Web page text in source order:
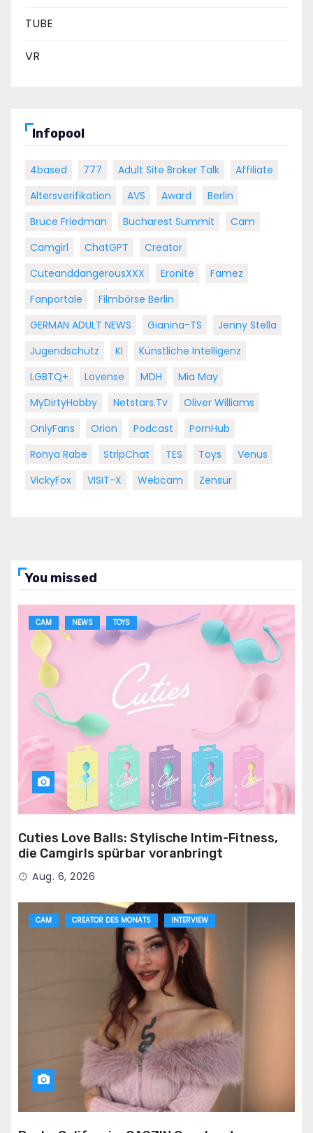
TUBE
VR
Infopool
4based 777 Adult Site Broker Talk
Affiliate
Altersverifikation
AVS Award
Berlin
Bruce Friedman
Bucharest Summit
Cam
Camgirl
ChatGPT
Creator
CuteanddangerousXXX
Eronite
Famez
Fanportale
Filmbörse Berlin
GERMAN ADULT NEWS
Gianina-TS
Jenny Stella
Jugendschutz
KI
Künstliche Intelligenz
LGBTQ+
Lovense MDH
Mia May
MyDirtyHobby
Netstars.tv
Oliver Williams
OnlyFans
Orion Podcast
PornHub
Ronya Rabe
StripChat TES Toys
Venus
VickyFox
VISIT-X Webcam Zensur
You missed
CAM NEWS TOYS
Cuties Love Balls: Stylische Intim-Fitness,
die Camgirls spürbar voranbringt
Aug. 6, 2026
CAM CREATOR DES MONATS INTERVIEW